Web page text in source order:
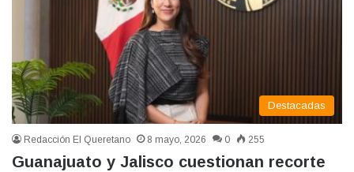
Destacadas
Redacción El Queretano 8 mayo, 2026 0 255
Guanajuato y Jalisco cuestionan recorte